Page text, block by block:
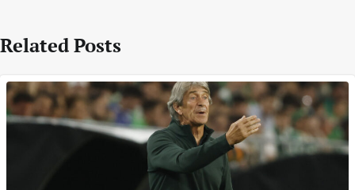
Related Posts